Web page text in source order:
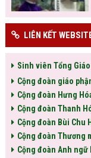
LIÊN KẾT
Sinh viên Tổng
Cộng đoàn giáo
Cộng đoàn Hưng
Cộng đoàn Thanh
Cộng đoàn Bùi Chu
Cộng đoàn Thương
Cộng đoàn Anh ngữ